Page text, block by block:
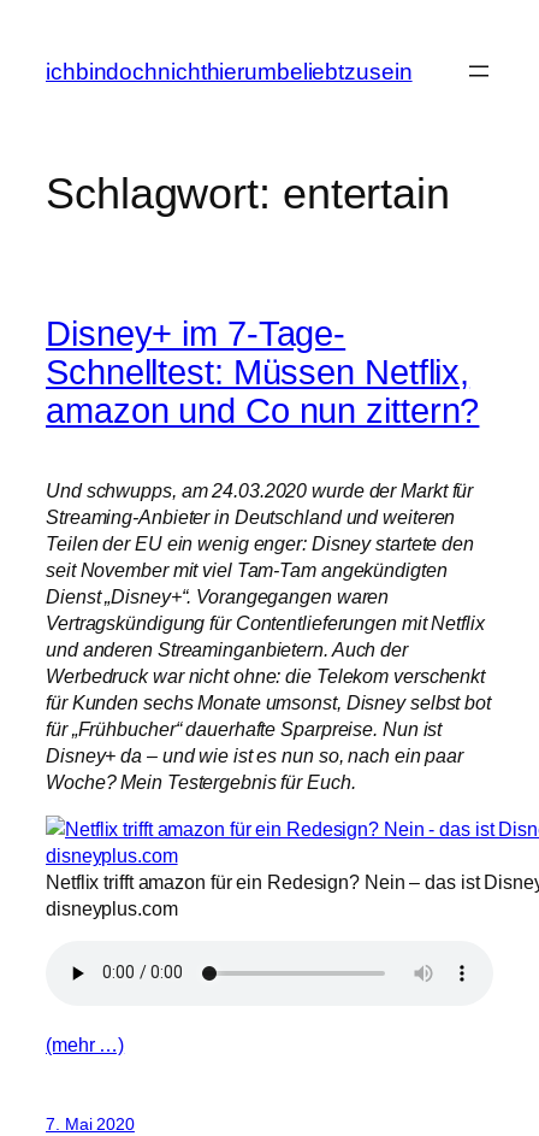
springen
ichbindochnichthierumbeliebtzusein
Schlagwort: entertain
Disney+ im 7-Tage-
Schnelltest: Müssen Netflix,
amazon und Co nun zittern?
Und schwupps, am 24.03.2020 wurde der Markt für
Streaming-Anbieter in Deutschland und weiteren
Teilen der EU ein wenig enger: Disney startete den
seit November mit viel Tam-Tam angekündigten
Dienst „Disney+“. Vorangegangen waren
Vertragskündigung für Contentlieferungen mit Netflix
und anderen Streaminganbietern. Auch der
Werbedruck war nicht ohne: die Telekom verschenkt
für Kunden sechs Monate umsonst, Disney selbst bot
für „Frühbucher“ dauerhafte Sparpreise. Nun ist
Disney+ da – und wie ist es nun so, nach ein paar
Woche? Mein Testergebnis für Euch.
Netflix trifft amazon für ein Redesign? Nein – das ist
disneyplus.com
(mehr …)
7. Mai 2020